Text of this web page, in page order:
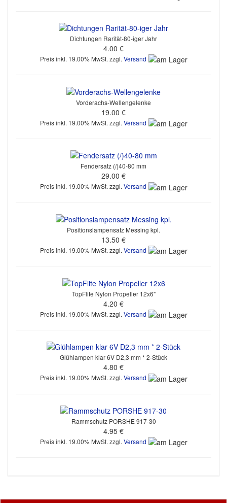
Dichtungen Rarität-80-iger Jahr
4.00 €
Preis inkl. 19.00% MwSt. zzgl. Versand
Vorderachs-Wellengelenke
19.00 €
Preis inkl. 19.00% MwSt. zzgl. Versand
Fendersatz (/)40-80 mm
29.00 €
Preis inkl. 19.00% MwSt. zzgl. Versand
Positionslampensatz Messing kpl.
13.50 €
Preis inkl. 19.00% MwSt. zzgl. Versand
TopFlite Nylon Propeller 12x6"
4.20 €
Preis inkl. 19.00% MwSt. zzgl. Versand
Glühlampen klar 6V D2,3 mm * 2-Stück
4.80 €
Preis inkl. 19.00% MwSt. zzgl. Versand
Rammschutz PORSHE 917-30
4.95 €
Preis inkl. 19.00% MwSt. zzgl. Versand